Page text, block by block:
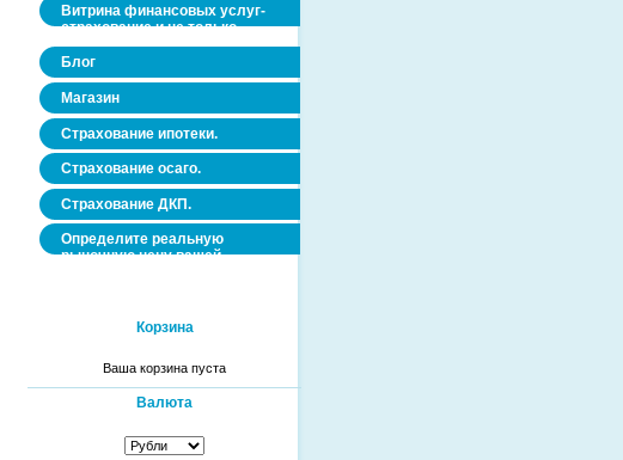
Витрина финансовых услуг-
страхование и не только.
Блог
Магазин
Страхование ипотеки.
Страхование осаго.
Страхование ДКП.
Определите реальную
рыночную цену вашей
Корзина
Ваша корзина пуста
Валюта